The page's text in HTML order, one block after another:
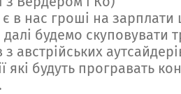
в нас гроші на зарплати
далі будемо скуповувати
австрійських
які будуть програвать